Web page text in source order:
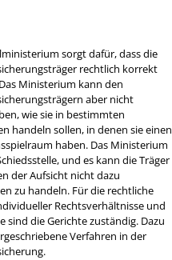
sorgt dafür, dass die
rechtlich korrekt
Ministerium kann den
aber nicht
wie sie in bestimmten
handeln sollen, in denen sie einen
haben. Das Ministerium
und es kann die Träger
der Aufsicht nicht dazu
zu handeln. Für die rechtliche
Rechtsverhältnisse und
sind die Gerichte zuständig. Dazu
Verfahren in der